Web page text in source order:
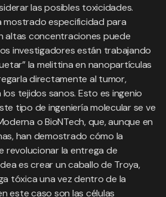
las posibles toxicidades.
mostrado especificidad para
altas concentraciones puede
investigadores están trabajando
la melittina en nanopartículas
directamente al tumor,
tejidos sanos. Esto es ingenio
tipo de ingeniería molecular se ve
o BioNTech, que, aunque en
han demostrado cómo la
revolucionar la entrega de
es crear un caballo de Troya,
tóxica una vez dentro de la
este caso son las células